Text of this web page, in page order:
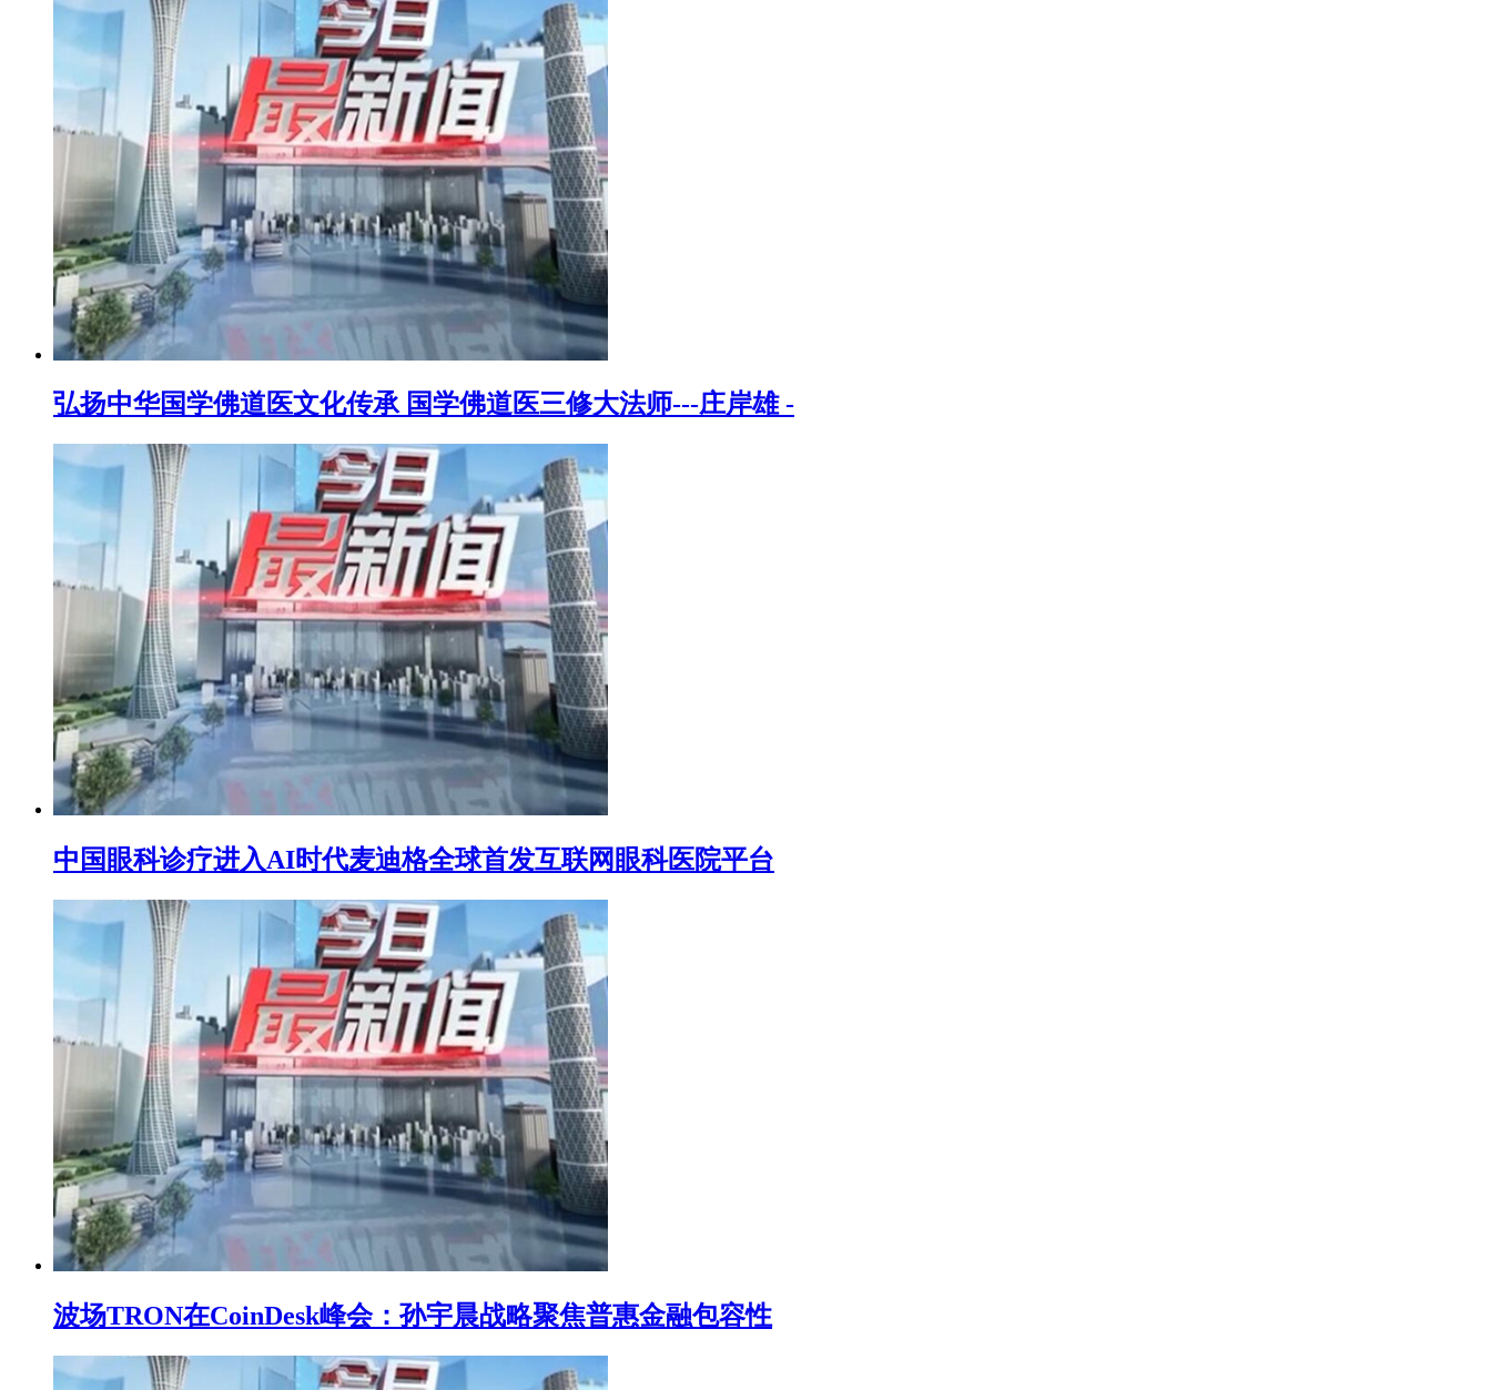
弘扬中华国学佛道医文化传承 国学佛道医三修大法师---庄岸雄 -
中国眼科诊疗进入AI时代麦迪格全球首发互联网眼科医院平台
波场TRON在CoinDesk峰会：孙宇晨战略聚焦普惠金融包容性